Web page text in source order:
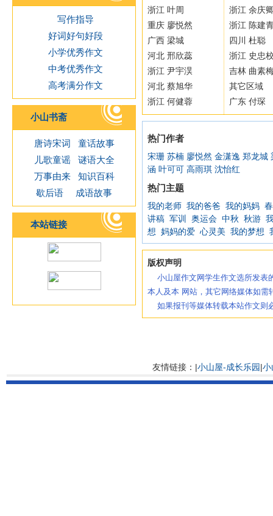
写作指导
好词好句好段
小学优秀作文
中考优秀作文
高考满分作文
小山书斋
唐诗宋词
童话故事
儿歌童谣
谜语大全
万事由来
知识百科
歇后语
成语故事
本站链接
浙江 叶周
重庆 廖悦然
广西 梁城
河北 邢欣蕊
浙江 尹宇淏
河北 蔡旭华
浙江 何健蓉
浙江 余庆
浙江 陈建
四川 杜聪
浙江 史忠
吉林 曲素
其它区域
广东 付琛
热门作者
宋珊 苏楠 廖悦然 金潇逸 郑龙城
涵 叶可可 高雨琪 沈怡红
热门主题
我的老师 我的爸爸 我的妈妈
讲稿 军训 奥运会 中秋 秋游
想 妈妈的爱 心灵美 我的梦想
版权声明
小山屋作文网学生作文选所发表
本人及本 网站，其它网络媒体如需
如果报刊等媒体转载本站作文则
友情链接：|小山屋-成长乐园|小